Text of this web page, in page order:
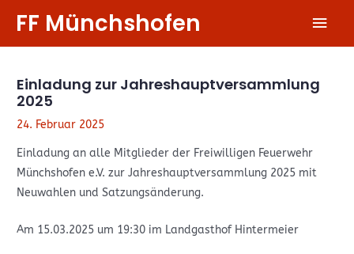
Inhalt
springen
FF Münchshofen
Einladung zur Jahreshauptversammlung
2025
24. Februar 2025
Einladung an alle Mitglieder der Freiwilligen Feuerwehr
Münchshofen e.V. zur Jahreshauptversammlung 2025 mit
Neuwahlen und Satzungsänderung.
Am 15.03.2025 um 19:30 im Landgasthof Hintermeier